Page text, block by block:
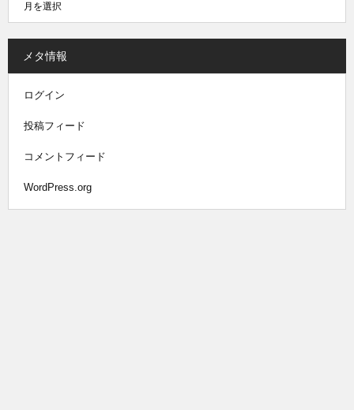
メタ情報
ログイン
投稿フィード
コメントフィード
WordPress.org